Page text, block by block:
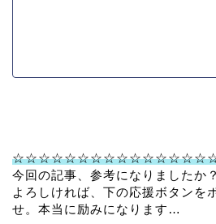
今回の記事、参考になりましたか？
よろしければ、下の応援ボタンを
せ。本当に励みになります…